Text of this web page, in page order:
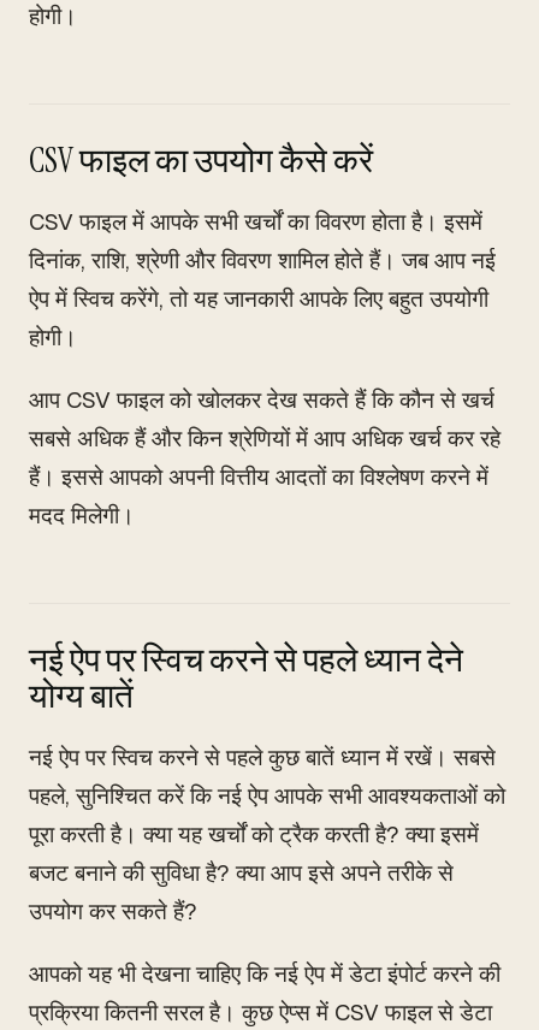
होगी।
CSV फाइल का उपयोग कैसे करें
CSV फाइल में आपके सभी खर्चों का विवरण होता है। इसमें
दिनांक, राशि, श्रेणी और विवरण शामिल होते हैं। जब आप नई
ऐप में स्विच करेंगे, तो यह जानकारी आपके लिए बहुत उपयोगी
होगी।
आप CSV फाइल को खोलकर देख सकते हैं कि कौन से खर्च
सबसे अधिक हैं और किन श्रेणियों में आप अधिक खर्च कर रहे
हैं। इससे आपको अपनी वित्तीय आदतों का विश्लेषण करने में
मदद मिलेगी।
नई ऐप पर स्विच करने से पहले ध्यान देने
योग्य बातें
नई ऐप पर स्विच करने से पहले कुछ बातें ध्यान में रखें। सबसे
पहले, सुनिश्चित करें कि नई ऐप आपके सभी आवश्यकताओं को
पूरा करती है। क्या यह खर्चों को ट्रैक करती है? क्या इसमें
बजट बनाने की सुविधा है? क्या आप इसे अपने तरीके से
उपयोग कर सकते हैं?
आपको यह भी देखना चाहिए कि नई ऐप में डेटा इंपोर्ट करने की
प्रक्रिया कितनी सरल है। कुछ ऐप्स में CSV फाइल से डेटा